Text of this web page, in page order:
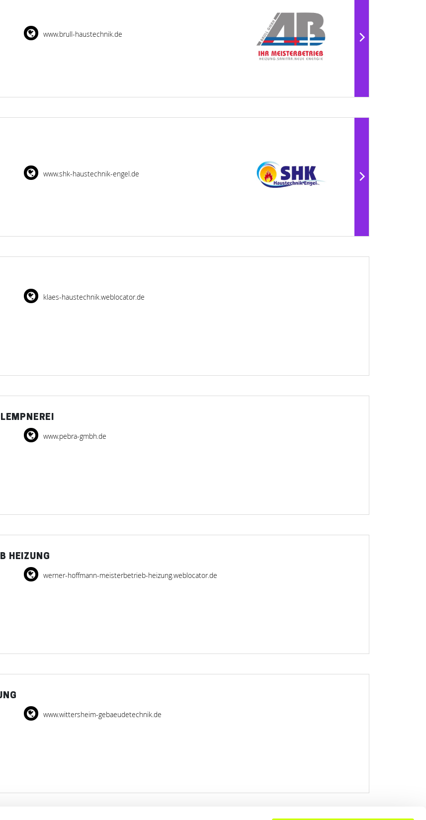
www.brull-haustechnik.de
www.shk-haustechnik-engel.de
klaes-haustechnik.weblocator.de
www.pebra-gmbh.de
HEIZUNG
werner-hoffmann-meisterbetrieb-heizung.weblocator.de
www.wittersheim-gebaeudetechnik.de